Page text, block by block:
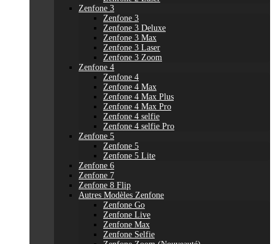
Zenfone 3
Zenfone 3
Zenfone 3 Deluxe
Zenfone 3 Max
Zenfone 3 Laser
Zenfone 3 Zoom
Zenfone 4
Zenfone 4
Zenfone 4 Max
Zenfone 4 Max Plus
Zenfone 4 Max Pro
Zenfone 4 selfie
Zenfone 4 selfie Pro
Zenfone 5
Zenfone 5
Zenfone 5 Lite
Zenfone 6
Zenfone 7
Zenfone 8 Flip
Autres Modèles Zenfone
Zenfone Go
Zenfone Live
Zenfone Max
Zenfone Selfie